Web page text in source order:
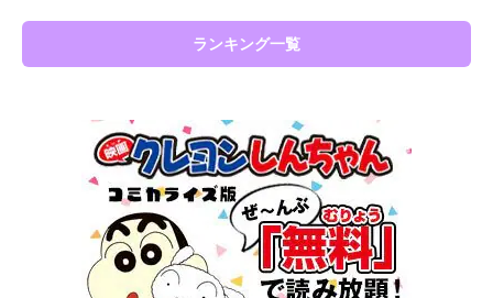
ランキング一覧